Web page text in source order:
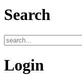
Search
Login